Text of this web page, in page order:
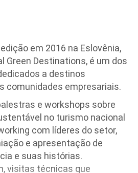
em 2016 na Eslovênia,
Green Destinations, é um dos
a destinos
comunidades empresariais.
e workshops sobre
no turismo nacional
com líderes do setor,
e apresentação de
e suas histórias.
visitas técnicas que